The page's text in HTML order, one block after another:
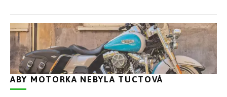
ABY MOTORKA NEBYLA TUCTOVÁ